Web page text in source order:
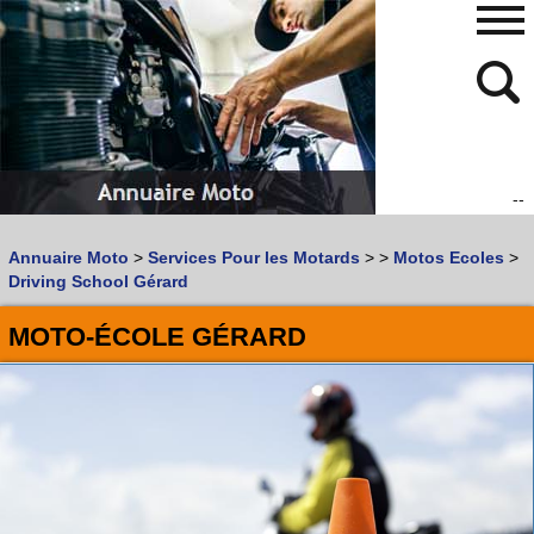
--
Vous recherchez un garage MOTOouSCOOTER ?
Quoi :
Où :
Trouver un garage Moto !
Recherche avancée
Retrouvez dans votre VILLE
L'ANNUAIRE MOTO & SCOOTER
480
768
Annuaire Moto > Services Pour les Motards > > Motos Ecoles >
Driving School Gérard
MOTO-ÉCOLE GÉRARD